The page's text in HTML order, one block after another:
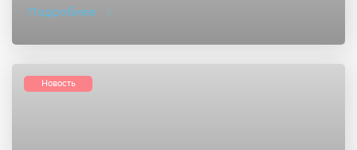
Подробнее
Новость